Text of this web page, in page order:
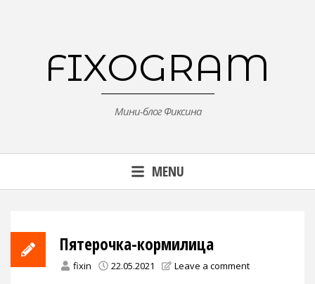
FIXOGRAM
Мини-блог Фиксина
MENU
Пятерочка-кормилица
fixin 22.05.2021 Leave a comment